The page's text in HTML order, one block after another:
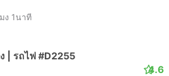
ง 1นาที
| รถไฟ #D2255
4.6